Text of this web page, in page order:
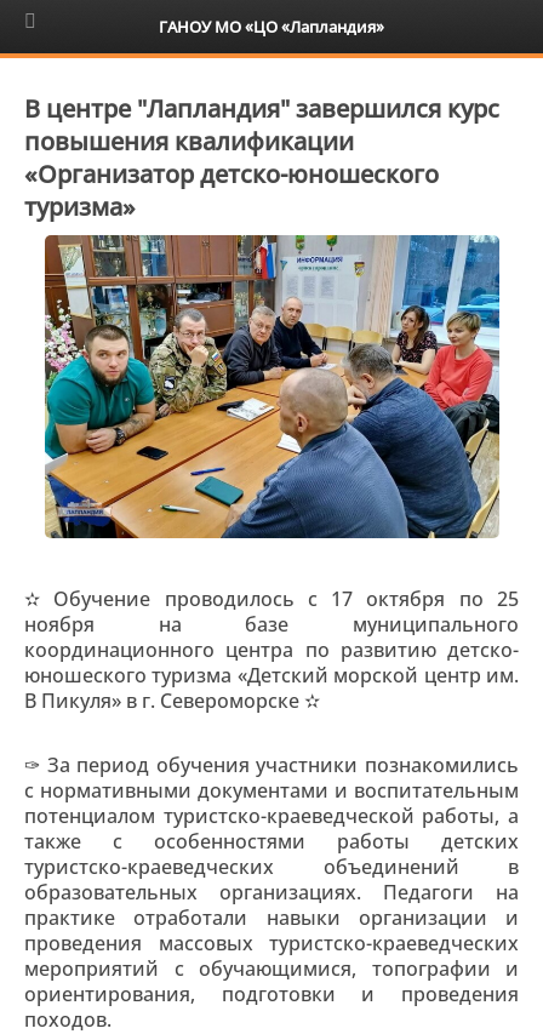
6+
В центре "Лапландия" завершился курс
повышения квалификации
«Организатор детско-юношеского
туризма»
✫ Обучение проводилось с 17 октября по 25
ноября на базе муниципального
координационного центра по развитию детско-
юношеского туризма «Детский морской центр им.
В Пикуля» в г. Североморске ✫
✑ За период обучения участники познакомились
с нормативными документами и воспитательным
потенциалом туристско-краеведческой работы, а
также с особенностями работы детских
туристско-краеведческих объединений в
образовательных организациях. Педагоги на
практике отработали навыки организации и
проведения массовых туристско-краеведческих
мероприятий с обучающимися, топографии и
ориентирования, подготовки и проведения
походов.
ГАНОУ МО «ЦО «Лапландия»